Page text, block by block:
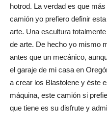
hotrod. La verdad es que
camión yo prefiero definir
arte. Una escultura
de arte. De hecho yo mismo
antes que un mecánico,
el garaje de mi casa en
a crear los Blastolene y éste
máquina, este camión si
que tiene es su disfrute y